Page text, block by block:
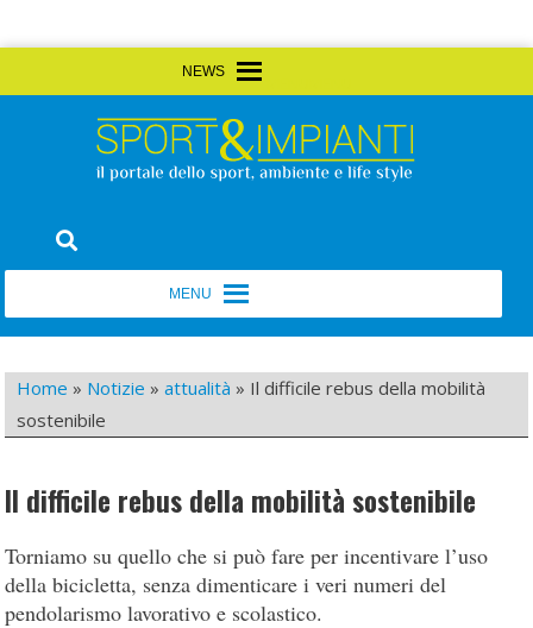
to
Sport&Impianti
Home » Notizie »attualità » Il difficile rebus della mobilità
sostenibile
Il difficile rebus della mobilità sostenibile
Torniamo su quello che si può fare per incentivare l’uso
della bicicletta, senza dimenticare i veri numeri del
pendolarismo lavorativo e scolastico.